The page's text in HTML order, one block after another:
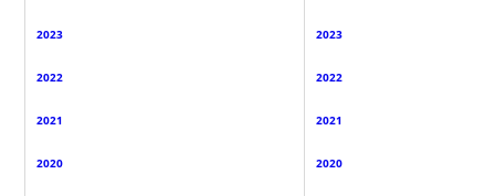
2023
2022
2021
2020
2023
2022
2021
2020